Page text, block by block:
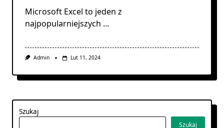
Microsoft Excel to jeden z
najpopularniejszych ...
Admin Lut 11, 2024
Szukaj
Szukaj